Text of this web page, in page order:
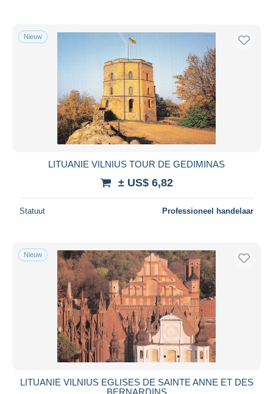
Nieuw
LITUANIE VILNIUS TOUR DE GEDIMINAS
± US$ 6,82
Statuut Professioneel handelaar
Nieuw
LITUANIE VILNIUS EGLISES DE SAINTE ANNE ET DES
BERNARDINS